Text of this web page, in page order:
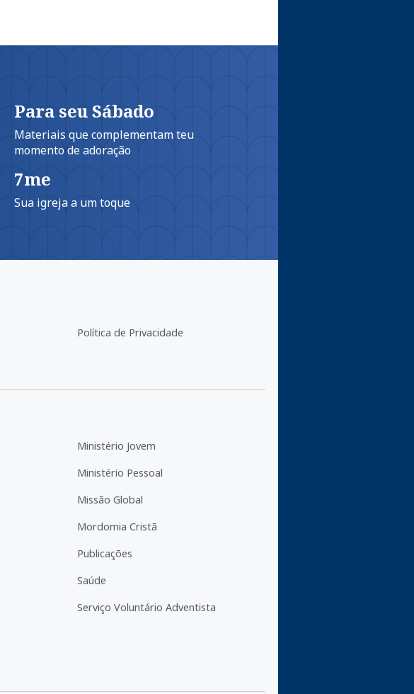
Para seu Sábado
Materiais que complementam teu
momento de adoração
7me
Sua igreja a um toque
Política de Privacidade
Ministério Jovem
Ministério Pessoal
Missão Global
Mordomia Cristã
Publicações
Saúde
Serviço Voluntário Adventista